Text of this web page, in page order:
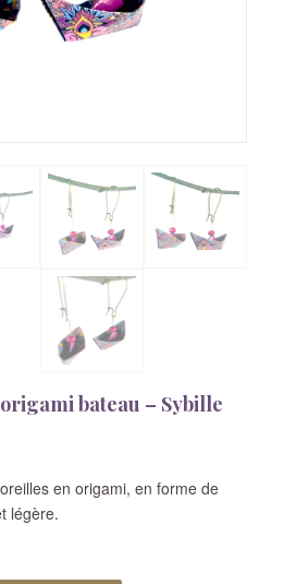
bateau – Sybille
en origami, en forme de
légère.